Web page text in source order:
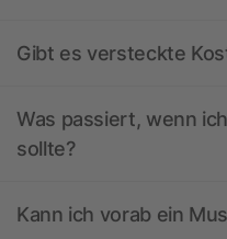
Gibt es versteckte
Was passiert, wenn
sollte?
Kann ich vorab ein